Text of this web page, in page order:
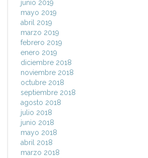
junio 2019
mayo 2019
abril 2019
marzo 2019
febrero 2019
enero 2019
diciembre 2018
noviembre 2018
octubre 2018
septiembre 2018
agosto 2018
julio 2018
junio 2018
mayo 2018
abril 2018
marzo 2018